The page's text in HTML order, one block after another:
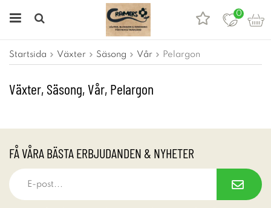
0
Startsida Växter Säsong Vår Pelargon
Växter, Säsong, Vår, Pelargon
FÅ VÅRA BÄSTA ERBJUDANDEN & NYHETER